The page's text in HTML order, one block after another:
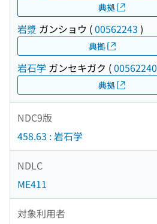
典拠
岩漿 ガンショウ (00562243 )
典拠
岩石学 ガンセキガク (00562240
典拠
NDC9版
458.63 : 岩石学
NDLC
ME411
対象利用者